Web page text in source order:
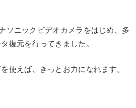
ソニックビデオカメラをはじめ、多
復元を行ってきました。
使えば、きっとお力になれます。